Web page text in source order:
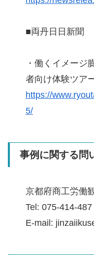
■両丹日日新聞
・働くイメー
者向け体験ツア
https://
5/
事例に関する問
京都府商工労働
Tel: 075-414-487
E-mail: